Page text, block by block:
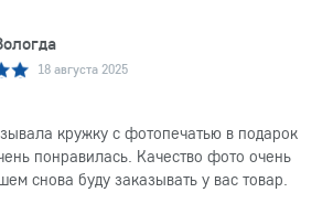
18 августа 2025
кружку с фотопечатью в подарок
понравилась. Качество фото очень
снова буду заказывать у вас товар.